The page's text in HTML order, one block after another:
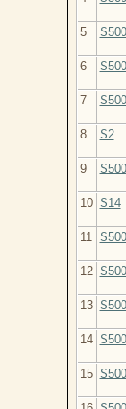
5
6
7
8
S2
9
10 S14
11
12
13
14
15